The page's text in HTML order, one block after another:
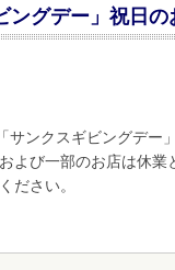
ングデー」祝日の
サンクスギビングデ
よび一部のお店は休業
ださい。